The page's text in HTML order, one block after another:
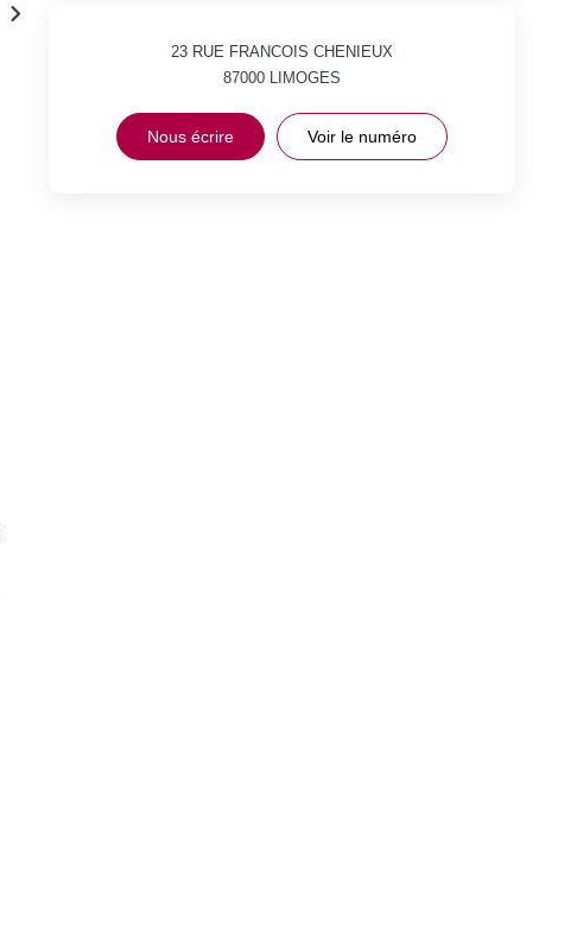
23 RUE FRANCOIS CHENIEUX
87000 LIMOGES
Nous écrire Voir le numéro